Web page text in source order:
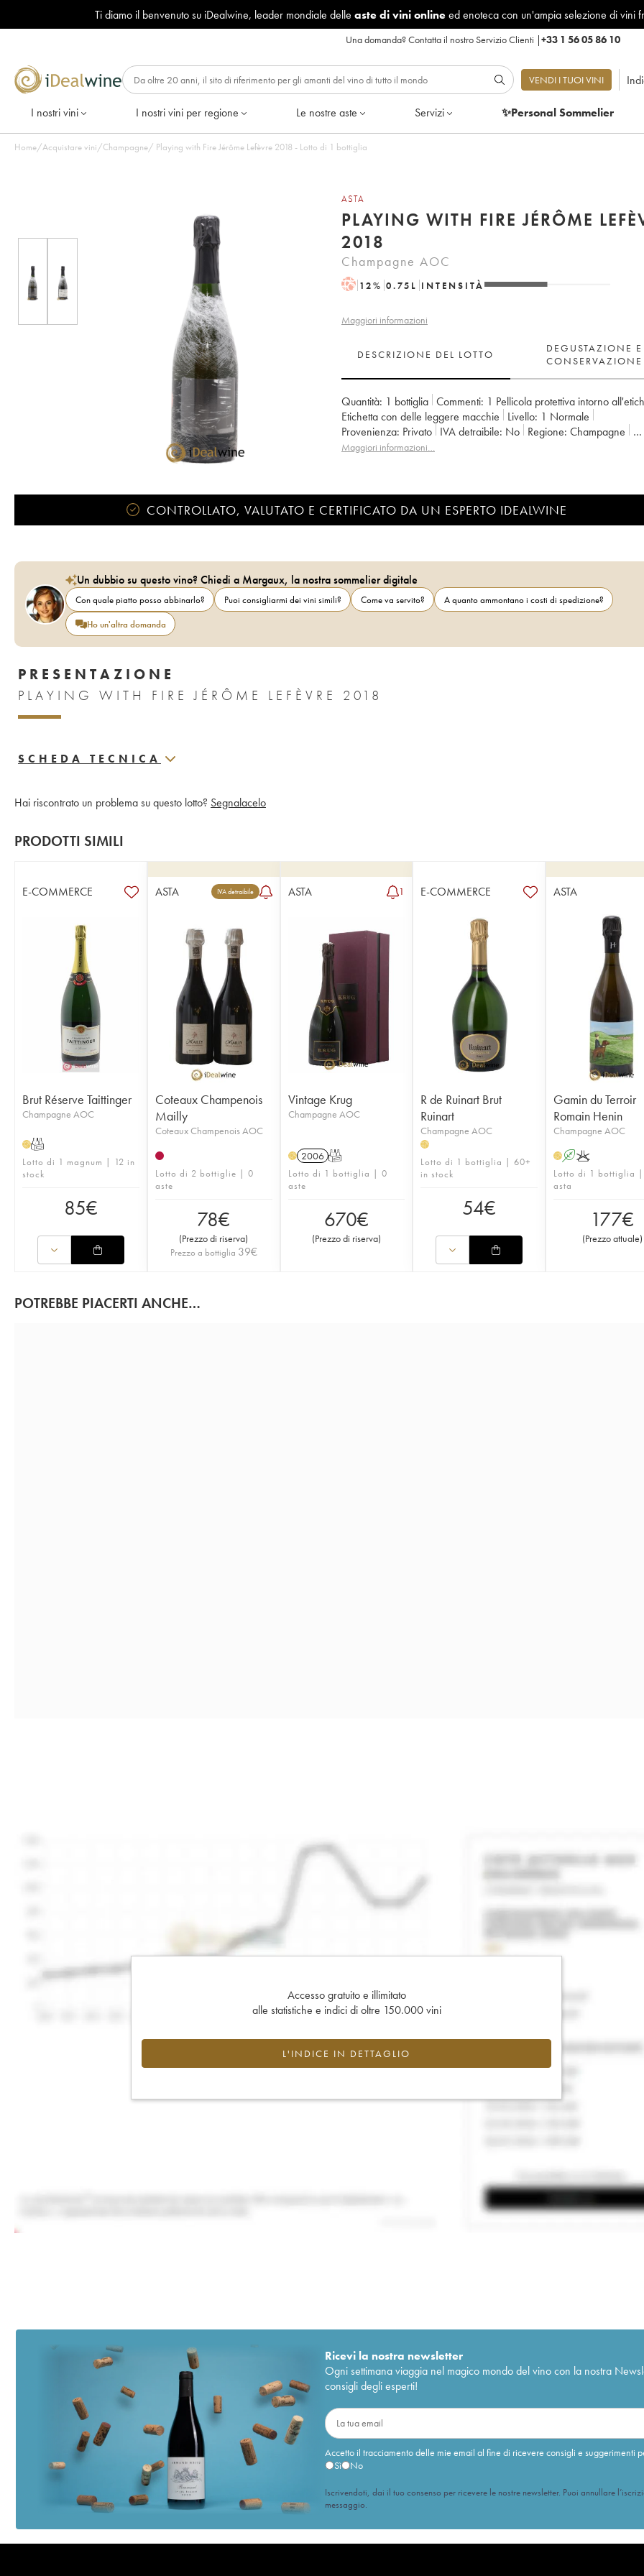
Ti diamo il benvenuto su iDealwine, leader mondiale delle aste di vini onlineed enoteca con un'ampia selezione di vini
Una domanda?Contatta il nostro Servizio Clienti |+33 1 56 05 86 10
VENDI I TUOI VINI
I nostri vini I nostri vini per regione Le nostre aste Servizi ✨Personal Sommelier
Home/Acquistare vini/Champagne/ Playing with Fire Jérôme Lefèvre 2018 - Lotto di 1 bottiglia
ASTA
PLAYING WITH FIRE JÉRÔME
2018
Champagne AOC
H 12% 0.75 L INTENSITÀ
Maggiori informazioni
DESCRIZIONE DEL LOTTO
DEGUSTAZIONE E
CONSERVAZIONE
Quantità: 1 bottiglia Commenti: 1 Pellicola protettiva intorno
Etichetta con delle leggere macchie
Livello: 1 Normale
Provenienza:
privato IVA detraibile: no Regione:
Champagne
Denominazione:
Champagne
Maggiori informazioni…
CONTROLLATO, VALUTATO E CERTIFICATO DA UN ESPERTO IDEALWINE
Un dubbio su questo vino? Chiedi a Margaux, la nostra sommelier digitale
Con quale piatto posso abbinarlo? Puoi consigliarmi dei vini simili? Come va servito?
A quanto ammontano i costi di spedizione?
Ho un'altra domanda
PRESENTAZIONE
PLAYING WITH FIRE JÉRÔME LEFÈVRE 2018
SCHEDA TECNICA
Hai riscontrato un problema su questo lotto? Segnalacelo
PRODOTTI SIMILI
E-COMMERCE
Brut Réserve Taittinger
Champagne AOC
HT
Lotto di 1 magnum | 12 in
stock
85€
ASTA IVA detraibile
Coteaux Champenois
Mailly
Coteaux Champenois AOC
Lotto di 2 bottiglie | 0
aste
78€
(Prezzo di riserva)
Prezzo a bottiglia 39€
ASTA 1
Vintage Krug
Champagne AOC
H 2006 T
Lotto di 1 bottiglia | 0
aste
670€
(Prezzo di riserva)
E-COMMERCE
R de Ruinart Brut
Ruinart
Champagne AOC
H
Lotto di 1 bottiglia | 60+
in stock
54€
ASTA
Gamin du Terroir
Romain Henin
Champagne AOC
H AK
Lotto di 1 bottiglia
asta
177€
(Prezzo attuale)
POTREBBE PIACERTI ANCHE…
Accesso gratuito e illimitato
alle statistiche e indici di oltre 150.000 vini
L'INDICE IN DETTAGLIO
Ricevi la nostra newsletter
Ogni settimana viaggia nel magico mondo del vino con la nostra
consigli degli esperti!
Accetto il tracciamento delle mie email al fine di ricevere consigli e suggerimenti
Sì
No
Iscrivendoti, dai il tuo consenso per ricevere le nostre newsletter. Puoi annullare
messaggio.